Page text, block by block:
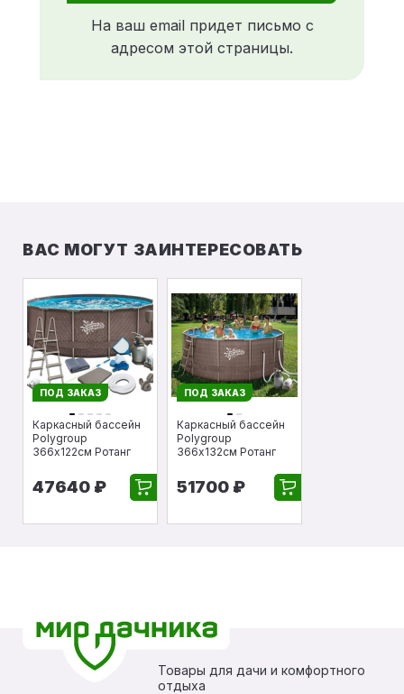
На ваш email придет письмо с
адресом этой страницы.
ВАС МОГУТ ЗАИНТЕРЕСОВАТЬ
ПОД ЗАКАЗ
Каркасный бассейн
Polygroup
366х122см Ротанг
47640 ₽
ПОД ЗАКАЗ
Каркасный бассейн
Polygroup
366х132см Ротанг
51700 ₽
Товары для дачи и комфортного
отдыха